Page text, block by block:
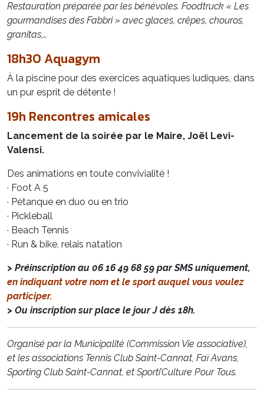
Restauration préparée par les bénévoles. Foodtruck « Les
gourmandises des Fabbri » avec glaces, crêpes, chouros,
granitas,…
18h30 Aquagym
À la piscine pour des exercices aquatiques ludiques, dans
un pur esprit de détente !
19h Rencontres amicales
Lancement de la soirée par le Maire, Joël Levi-
Valensi.
Des animations en toute convivialité !
· Foot A 5
· Pétanque en duo ou en trio
· Pickleball
· Beach Tennis
· Run & bike, relais natation
> Préinscription au 06 16 49 68 59 par SMS uniquement,
en indiquant votre nom et le sport auquel vous voulez
participer.
> Ou inscription sur place le jour J dès 18h.
Organisé par la Municipalité (Commission Vie associative),
et les associations Tennis Club Saint-Cannat, Faï Avans,
Sporting Club Saint-Cannat, et Sporti’Culture Pour Tous.